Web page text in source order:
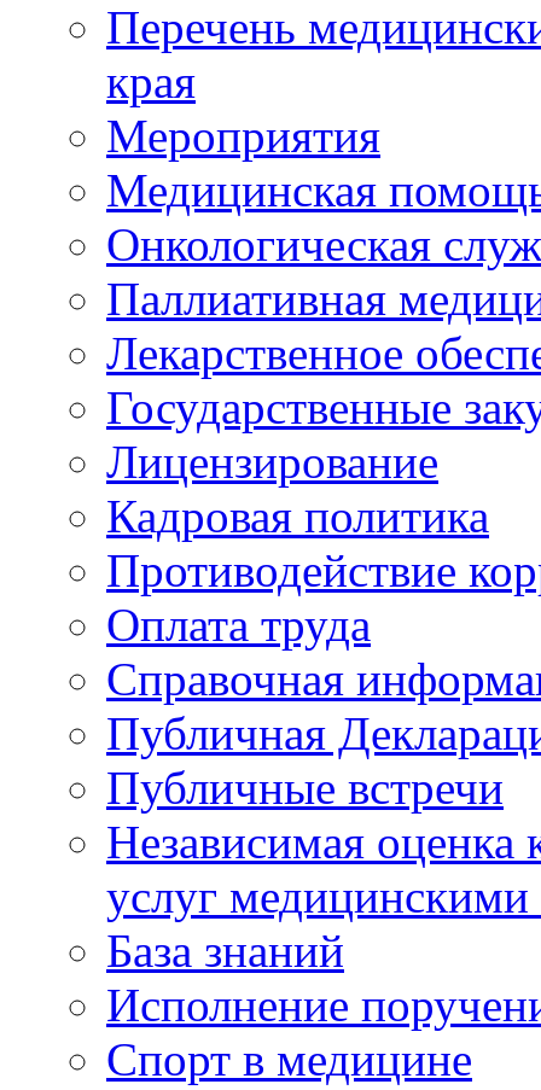
Перечень
края
Мероприятия
Медицинская
Онкологическая
Паллиативная
Лекарственное
Государственные
Лицензирование
Кадровая политика
Противодействие
Оплата труда
Справочная
Публичная
Публичные встречи
Независимая оценка
услуг
База знаний
Исполнение
Спорт в медицине